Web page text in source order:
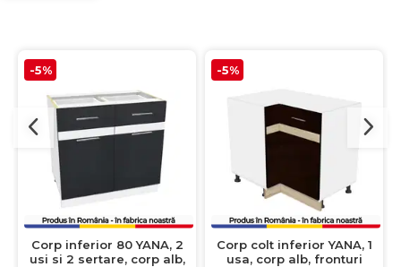
-5%
Corp inferior 80 YANA, 2
usi si 2 sertare, corp alb,
-5%
Corp colt inferior YANA, 1
usa, corp alb, fronturi